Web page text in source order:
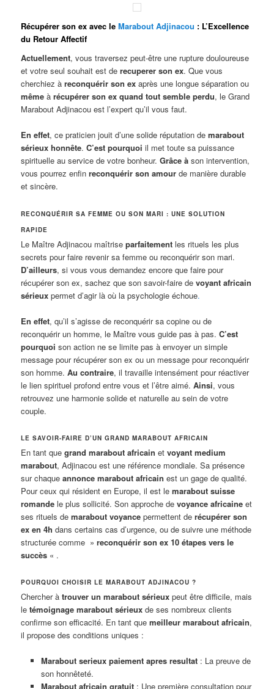
Récupérer son ex avec leMarabout Adjinacou : L’Excellence
du Retour Affectif
Actuellement, vous traversez peut-être une rupture douloureuse
et votre seul souhait est derecuperer son ex. Que vous
cherchiez àreconquérir son ex après une longue séparation ou
même àrécupérer son ex quand tout semble perdu, le Grand
Marabout Adjinacou est l’expert qu’il vous faut.
En effet, ce praticien jouit d’une solide réputation demarabout
sérieux honnête.C’est pourquoi il met toute sa puissance
spirituelle au service de votre bonheur.Grâce à son intervention,
vous pourrez enfinreconquérir son amour de manière durable
et sincère.
RECONQUÉRIR SA FEMME OU SON MARI : UNE SOLUTION
RAPIDE
Le Maître Adjinacou maîtriseparfaitement les rituels les plus
secrets pour faire revenir sa femme ou reconquérir son mari.
D’ailleurs, si vous vous demandez encore que faire pour
récupérer son ex, sachez que son savoir-faire devoyant africain
sérieux permet d’agir là où la psychologie échoue.
En effet, qu’il s’agisse de reconquérir sa copine ou de
reconquérir un homme, le Maître vous guide pas à pas.C’est
pourquoi son action ne se limite pas à envoyer un simple
message pour récupérer son ex ou un message pour reconquérir
son homme.Au contraire, il travaille intensément pour réactiver
le lien spirituel profond entre vous et l’être aimé.Ainsi, vous
retrouvez une harmonie solide et naturelle au sein de votre
couple.
LE SAVOIR-FAIRE D’UN GRAND MARABOUT AFRICAIN
En tant quegrand marabout africain etvoyant medium
marabout, Adjinacou est une référence mondiale. Sa présence
sur chaqueannonce marabout africain est un gage de qualité.
Pour ceux qui résident en Europe, il est lemarabout suisse
romande le plus sollicité. Son approche devoyance africaine et
ses rituels demarabout voyance permettent derécupérer son
ex en 4h dans certains cas d’urgence, ou de suivre une méthode
structurée comme »reconquérir son ex 10 étapes vers le
succès « .
POURQUOI CHOISIR LE MARABOUT ADJINACOU ?
Chercher àtrouver un marabout sérieux peut être difficile, mais
letémoignage marabout sérieux de ses nombreux clients
confirme son efficacité. En tant quemeilleur marabout africain,
il propose des conditions uniques :
Marabout serieux paiement apres resultat: La preuve de
son honnêteté.
Marabout africain gratuit: Une première consultation pour